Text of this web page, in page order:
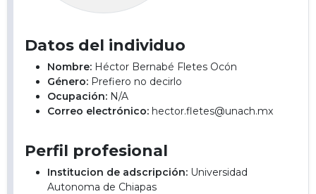
Datos del individuo
Nombre: Héctor Bernabé Fletes Ocón
Género: Prefiero no decirlo
Ocupación: N/A
Correo electrónico: hector.fletes@unach.mx
Perfil profesional
Institucion de adscripción: Universidad
Autonoma de Chiapas